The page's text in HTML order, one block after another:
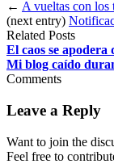
← A vueltas con los
(next entry)
Related Posts
El caos se apodera
Mi blog caído
Comments
Leave a Reply
Want to join the
Feel free to